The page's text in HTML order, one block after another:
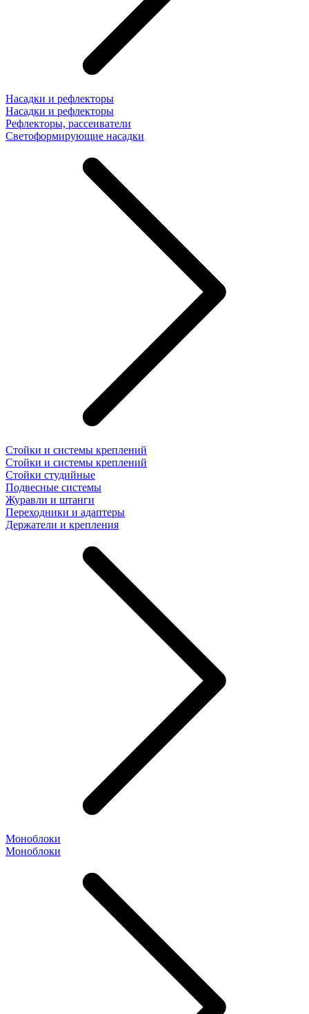
Насадки и рефлекторы
Насадки и рефлекторы
Рефлекторы, рассеиватели
Светоформирующие насадки
Стойки и системы креплений
Стойки и системы креплений
Стойки студийные
Подвесные системы
Журавли и штанги
Переходники и адаптеры
Держатели и крепления
Моноблоки
Моноблоки